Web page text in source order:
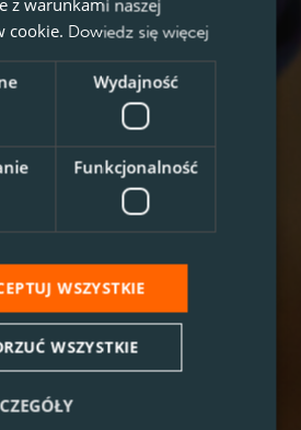
z warunkami naszej
cookie. Dowiedz się więcej
Wydajność
Funkcjonalność
WSZYSTKIE
WSZYSTKIE